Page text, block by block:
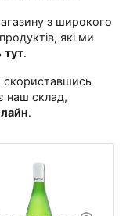
з широкого
які ми
тут․
наш склад,
․